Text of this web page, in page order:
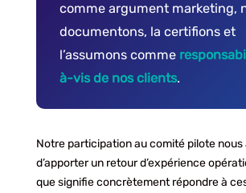
comme argument marketing,
documentons, la certifions et
l’assumons comme
à-vis de nos clients.
Notre participation au comité pilote nous
d’apporter un retour d’expérience
que signifie concrètement répondre à